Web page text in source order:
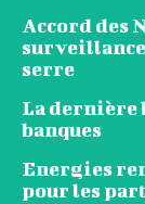
Accord des
surveillance
serre
La dernière
banques
Energies
pour les